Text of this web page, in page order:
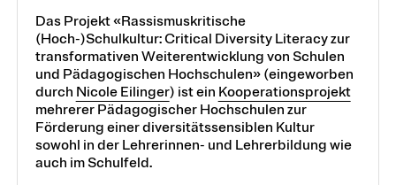
Das Projekt «Rassismuskritische
(Hoch-)Schulkultur: Critical Diversity Literacy zur
transformativen Weiterentwicklung von Schulen
und Pädagogischen Hochschulen» (eingeworben
durch Nicole Eilinger) ist ein Kooperationsprojekt
mehrerer Pädagogischer Hochschulen zur
Förderung einer diversitätssensiblen Kultur
sowohl in der Lehrerinnen- und Lehrerbildung wie
auch im Schulfeld.